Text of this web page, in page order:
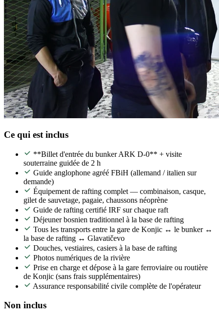
Ce qui est inclus
**Billet d'entrée du bunker ARK D-0** + visite
souterraine guidée de 2 h
Guide anglophone agréé FBiH (allemand / italien sur
demande)
Équipement de rafting complet — combinaison, casque,
gilet de sauvetage, pagaie, chaussons néoprène
Guide de rafting certifié IRF sur chaque raft
Déjeuner bosnien traditionnel à la base de rafting
Tous les transports entre la gare de Konjic ↔ le bunker ↔
la base de rafting ↔ Glavatičevo
Douches, vestiaires, casiers à la base de rafting
Photos numériques de la rivière
Prise en charge et dépose à la gare ferroviaire ou routière
de Konjic (sans frais supplémentaires)
Assurance responsabilité civile complète de l'opérateur
Non inclus